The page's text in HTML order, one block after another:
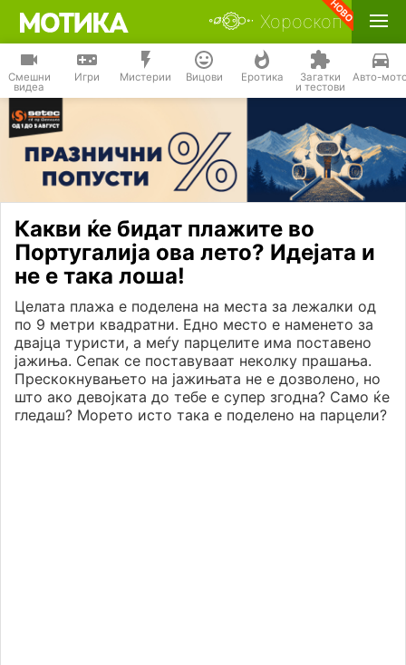
Хороскоп
Смешни
видеа
Игри Мистерии Вицови Еротика Загатки
и тестови
Авто-
Какви ќе бидат плажите во
Португалија ова лето? Идејата и
не е така лоша!
Целата плажа е поделена на места за лежалки од
по 9 метри квадратни. Едно место е наменето за
двајца туристи, а меѓу парцелите има поставено
јажиња. Сепак се поставуваат неколку прашања.
Прескокнувањето на јажињата не е дозволено, но
што ако девојката до тебе е супер згодна? Само ќе
гледаш? Морето исто така е поделено на парцели?